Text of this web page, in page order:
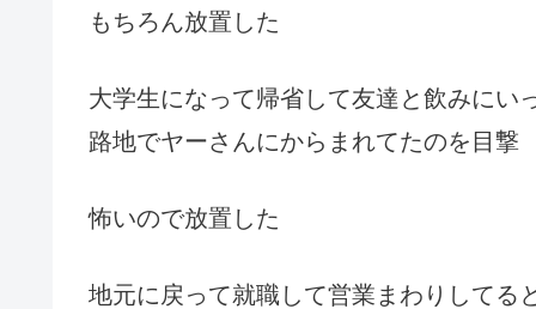
もちろん放置した
大学生になって帰省して友達と飲みにい
路地でヤーさんにからまれてたのを目撃
怖いので放置した
地元に戻って就職して営業まわりしてる